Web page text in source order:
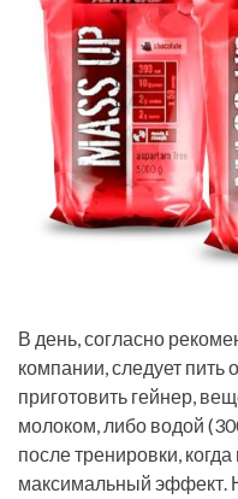
В день, согласно
компании, следует пить
приготовить гейнер,
молоком, либо водой
после тренировки,
максимальный эффект.